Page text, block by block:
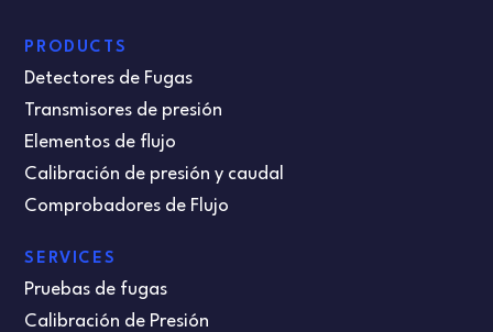
PRODUCTS
Detectores de Fugas
Transmisores de presión
Elementos de flujo
Calibración de presión y caudal
Comprobadores de Flujo
SERVICES
Pruebas de fugas
Calibración de Presión